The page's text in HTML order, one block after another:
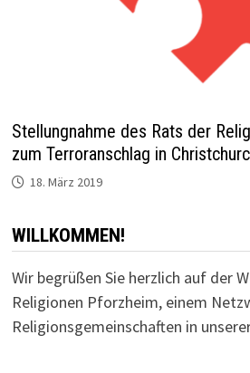
Stellungnahme des Rats der
zum Terroranschlag in
18. März 2019
WILLKOMMEN!
Wir begrüßen Sie herzlich auf der
Religionen Pforzheim, einem
Religionsgemeinschaften in